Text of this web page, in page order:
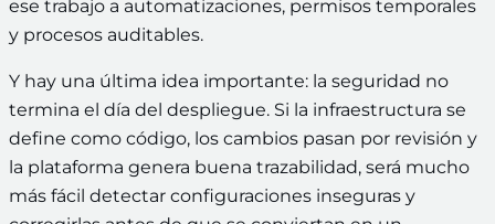
ese trabajo a automatizaciones, permisos temporales
y procesos auditables.
Y hay una última idea importante: la seguridad no
termina el día del despliegue. Si la infraestructura se
define como código, los cambios pasan por revisión y
la plataforma genera buena trazabilidad, será mucho
más fácil detectar configuraciones inseguras y